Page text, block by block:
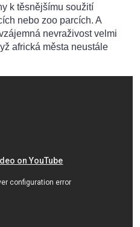
k těsnějšímu soužití
nebo zoo parcích. A
nevraživost velmi
africká města neustále